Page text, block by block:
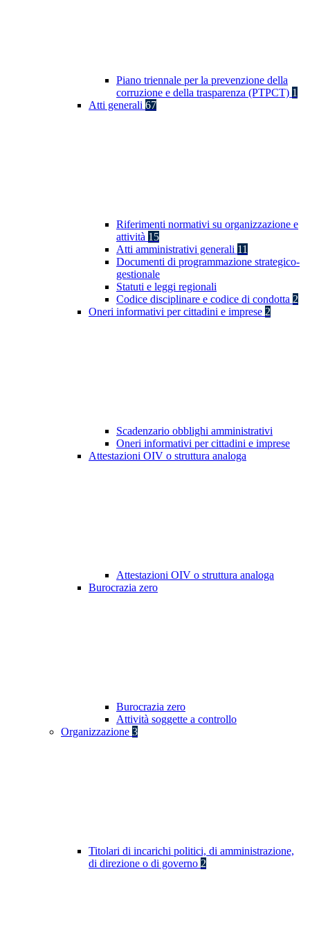
Piano triennale per la prevenzione della
corruzione e della trasparenza (PTPCT) 1
Atti generali 67
Riferimenti normativi su organizzazione e
attività 15
Atti amministrativi generali 11
Documenti di programmazione strategico-
gestionale
Statuti e leggi regionali
Codice disciplinare e codice di condotta 2
Oneri informativi per cittadini e imprese 2
Scadenzario obblighi amministrativi
Oneri informativi per cittadini e imprese
Attestazioni OIV o struttura analoga
Attestazioni OIV o struttura analoga
Burocrazia zero
Burocrazia zero
Attività soggette a controllo
Organizzazione 3
Titolari di incarichi politici, di amministrazione,
di direzione o di governo 2